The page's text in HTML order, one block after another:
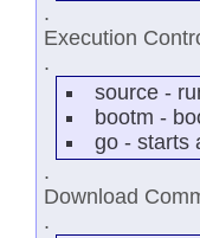
.
Execution
.
source -
bootm -
go - starts
.
Download
.